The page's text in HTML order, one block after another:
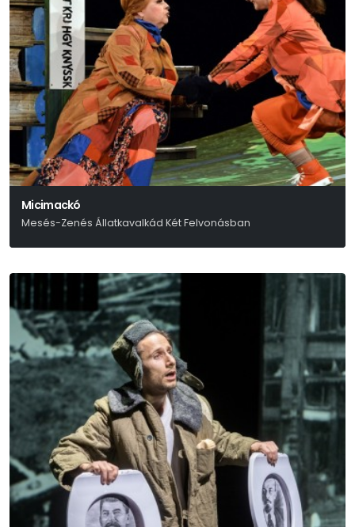
Micimackó
Mesés-Zenés Állatkavalkád Két Felvonásban